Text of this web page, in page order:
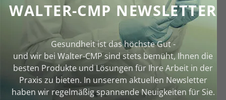
WALTER-CMP NEWSLETTER
Gesundheit ist das höchste Gut -
und wir bei Walter‑CMP sind stets bemüht, Ihnen die
besten Produkte und Lösungen für Ihre Arbeit in der
Praxis zu bieten. In unserem aktuellen Newsletter
haben wir regelmäßig spannende Neuigkeiten für Sie.